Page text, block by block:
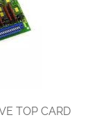
TOP CARD